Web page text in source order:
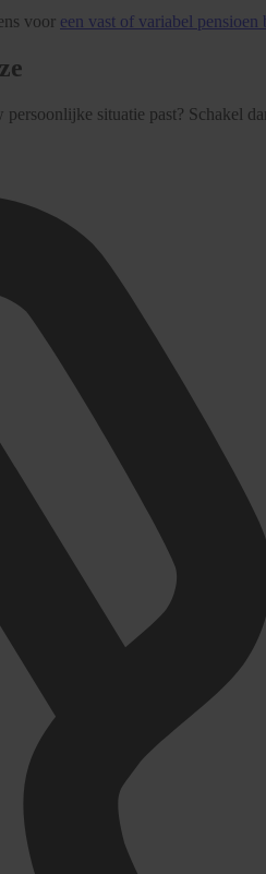
voor een vast of variabel pensioen
situatie past? Schakel